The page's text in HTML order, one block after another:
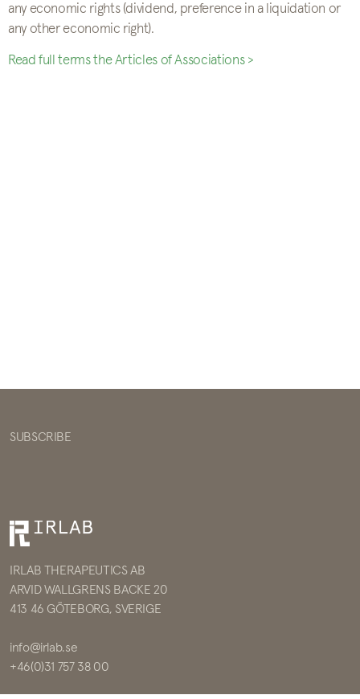
any economic rights (dividend, preference in a liquidation or
any other economic right).
Read full terms the Articles of Associations >
SUBSCRIBE
IRLAB THERAPEUTICS AB
ARVID WALLGRENS BACKE 20
413 46 GÖTEBORG, SVERIGE
info@irlab.se
+46(0)31 757 38 00